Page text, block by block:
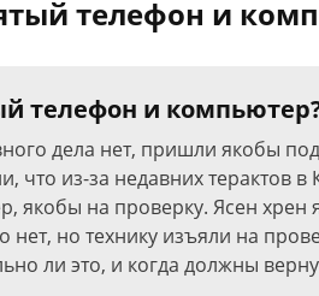
телефон и
телефон и
дела нет, пришли якобы
что из-за недавних терактов
якобы на проверку. Ясен хрен
нет, но технику изъяли на
ли это, и когда должны